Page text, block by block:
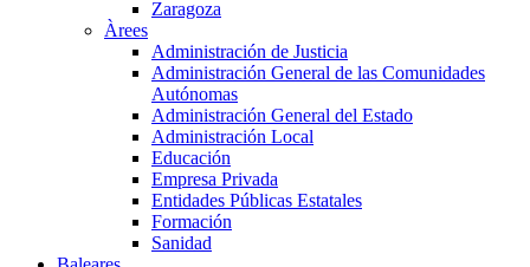
Zaragoza
Àrees
Administración de Justicia
Administración General de las Comunidades
Autónomas
Administración General del Estado
Administración Local
Educación
Empresa Privada
Entidades Públicas Estatales
Formación
Sanidad